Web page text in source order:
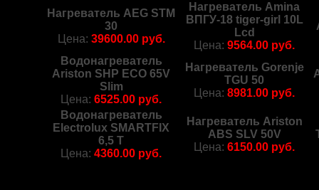
Нагреватель AEG STM
30
Цена: 39600.00 руб.
Нагреватель Amina
ВПГУ-18 tiger-girl 10L
Lcd
Цена:9564.00 руб.
Водонагреватель
Ariston SHP ECO 65V
Slim
Цена:6525.00 руб.
Нагреватель Gorenje
TGU 50
Цена:8981.00 руб.
Водонагреватель
Electrolux SMARTFIX
6,5 T
Цена:4360.00 руб.
Нагреватель Ariston
ABS SLV 50V
Цена:6150.00 руб.